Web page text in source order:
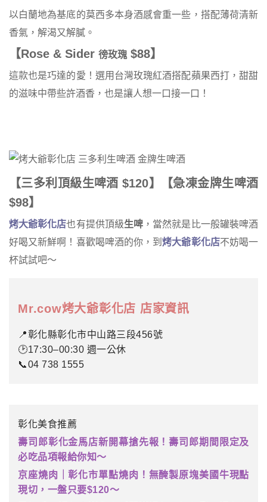
以白蘭地為基底的莫西多本身酒感會重一些，搭配薄荷清新
香氣，解渴又解膩。
【Rose & Sider 徬玫瑰 $88】
這款也是巧達的愛！選用台灣玫瑰紅酒搭配蘋果西打，甜甜
的滋味中帶些許酒香，也是讓人想一口接一口！
【三多利頂級生啤酒 $120】
【急凍金牌生啤酒
$98】
烤大爺彰化店也有提供頂級生啤 ，當然就是比一般罐裝啤酒
好喝又新鮮啊！喜歡喝啤酒的你，到烤大爺彰化店不妨喝一
杯試試吧～
Mr.cow烤大爺彰化店 店家資訊
📍彰化縣彰化市中山路三段456號
🕑17:30–00:30 週一公休
📞04 738 1555
彰化美食推薦
壽司郎彰化金馬店新開幕搶先報！壽司郎期間限定及
必吃品項報給你知～
京座燒肉｜彰化市單點燒肉！無醃製原塊美國牛現點
現切，一盤只要$120～